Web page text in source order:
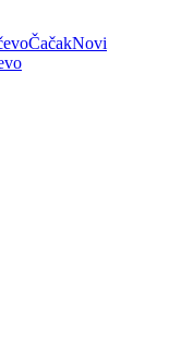
ČačakNovi